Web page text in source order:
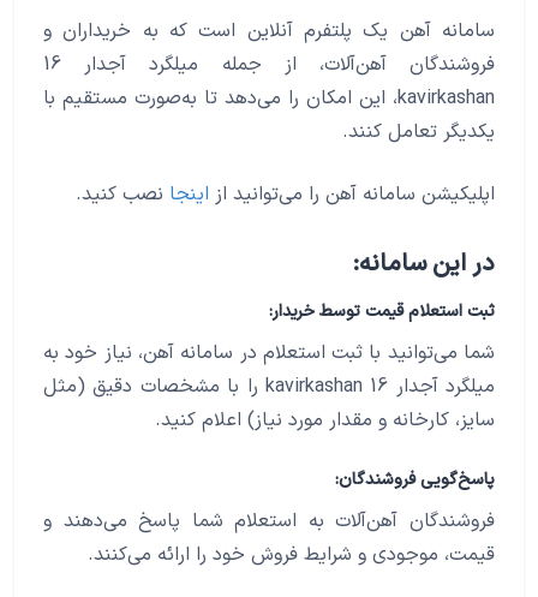
سامانه آهن یک پلتفرم آنلاین است که به خریداران و
فروشندگان آهن‌آلات، از جمله میلگرد آجدار 16
kavirkashan، این امکان را می‌دهد تا به‌صورت مستقیم با
یکدیگر تعامل کنند.
اپلیکیشن سامانه آهن را می‌توانید از اینجا نصب کنید.
در این سامانه:
ثبت استعلام قیمت توسط خریدار:
شما می‌توانید با ثبت استعلام در سامانه آهن، نیاز خود به
میلگرد آجدار 16 kavirkashan را با مشخصات دقیق (مثل
سایز، کارخانه و مقدار مورد نیاز) اعلام کنید.
پاسخ‌گویی فروشندگان:
فروشندگان آهن‌آلات به استعلام شما پاسخ می‌دهند و
قیمت، موجودی و شرایط فروش خود را ارائه می‌کنند.